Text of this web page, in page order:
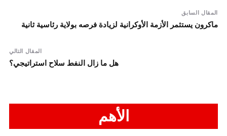
المقال السابق
ماكرون يستثمر الأزمة الأوكرانية لزيادة فرصه بولاية رئاسية ثانية
المقال التالي
هل ما زال النفط سلاح استراتيجي؟
الأهم